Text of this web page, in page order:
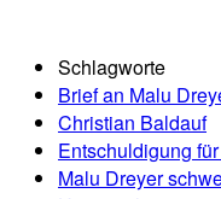
Schlagworte
Brief an Malu
Christian Baldauf
Entschuldigung
Malu Dreyer